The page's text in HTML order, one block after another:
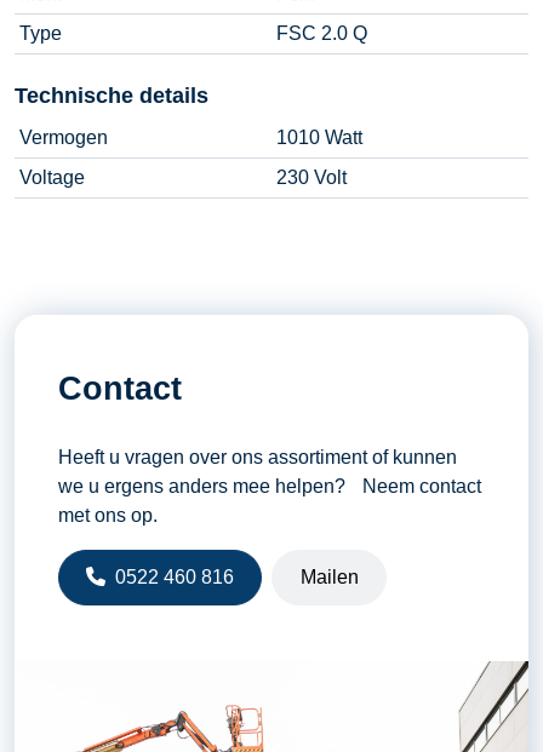
Type
FSC 2.0 Q
Technische details
Vermogen
1010 Watt
Voltage
230 Volt
Contact
Heeft u vragen over ons assortiment of kunnen
we u ergens anders mee helpen? Neem contact
met ons op.
0522 460 816 Mailen